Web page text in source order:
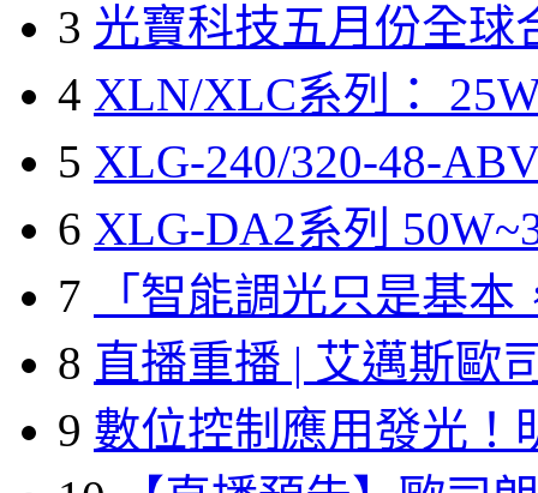
3 光寶科技五月份全球
4 XLN/XLC系列：
5 XLG-240/320-48-
6 XLG-DA2系列
7
「智能調光只是基本
8 直播重播 | 艾邁斯歐
9 數位控制應用發光！